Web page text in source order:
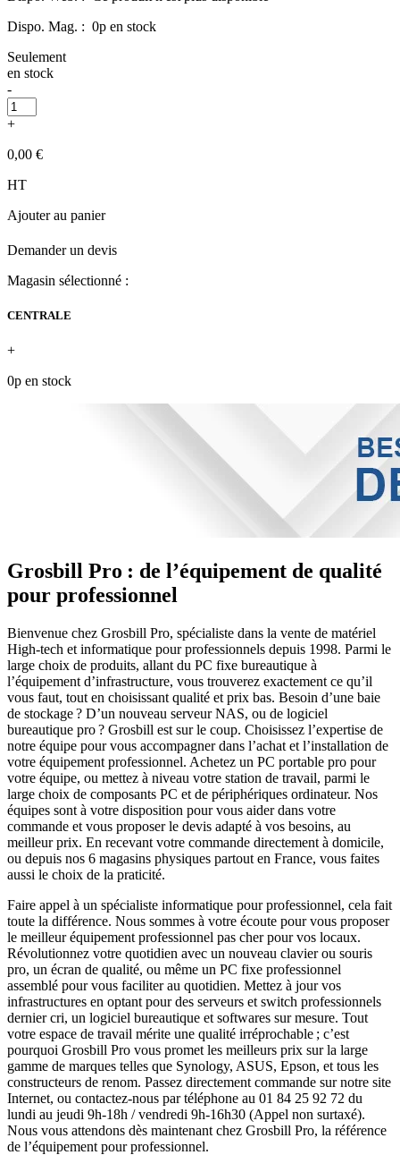
Dispo. Mag. : 0p en stock
Seulement
en stock
-
+
0,00 €
HT
Ajouter au panier
Demander un devis
Magasin sélectionné :
CENTRALE
+
0p en stock
Grosbill Pro : de l’équipement de qualité
pour professionnel
Bienvenue chez Grosbill Pro, spécialiste dans la vente de matériel
High-tech et informatique pour professionnels depuis 1998. Parmi le
large choix de produits, allant du PC fixe bureautique à
l’équipement d’infrastructure, vous trouverez exactement ce qu’il
vous faut, tout en choisissant qualité et prix bas. Besoin d’une baie
de stockage ? D’un nouveau serveur NAS, ou de logiciel
bureautique pro ? Grosbill est sur le coup. Choisissez l’expertise de
notre équipe pour vous accompagner dans l’achat et l’installation de
votre équipement professionnel. Achetez un PC portable pro pour
votre équipe, ou mettez à niveau votre station de travail, parmi le
large choix de composants PC et de périphériques ordinateur. Nos
équipes sont à votre disposition pour vous aider dans votre
commande et vous proposer le devis adapté à vos besoins, au
meilleur prix. En recevant votre commande directement à domicile,
ou depuis nos 6 magasins physiques partout en France, vous faites
aussi le choix de la praticité.
Faire appel à un spécialiste informatique pour professionnel, cela fait
toute la différence. Nous sommes à votre écoute pour vous proposer
le meilleur équipement professionnel pas cher pour vos locaux.
Révolutionnez votre quotidien avec un nouveau clavier ou souris
pro, un écran de qualité, ou même un PC fixe professionnel
assemblé pour vous faciliter au quotidien. Mettez à jour vos
infrastructures en optant pour des serveurs et switch professionnels
dernier cri, un logiciel bureautique et softwares sur mesure. Tout
votre espace de travail mérite une qualité irréprochable ; c’est
pourquoi Grosbill Pro vous promet les meilleurs prix sur la large
gamme de marques telles que Synology, ASUS, Epson, et tous les
constructeurs de renom. Passez directement commande sur notre site
Internet, ou contactez-nous par téléphone au 01 84 25 92 72 du
lundi au jeudi 9h-18h / vendredi 9h-16h30 (Appel non surtaxé).
Nous vous attendons dès maintenant chez Grosbill Pro, la référence
de l’équipement pour professionnel.